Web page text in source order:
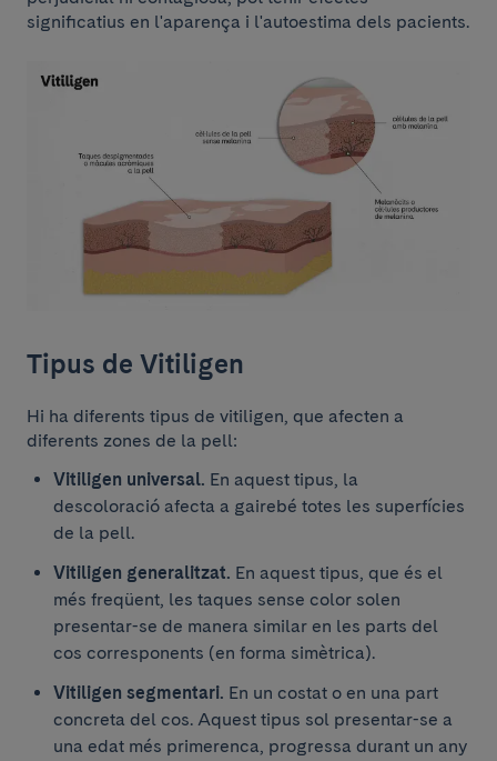
significatius en l'aparença i l'autoestima dels pacients.
Tipus de Vitiligen
Hi ha diferents tipus de vitiligen, que afecten a
diferents zones de la pell:
Vitiligen universal. En aquest tipus, la
descoloració afecta a gairebé totes les superfícies
de la pell.
Vitiligen generalitzat. En aquest tipus, que és el
més freqüent, les taques sense color solen
presentar-se de manera similar en les parts del
cos corresponents (en forma simètrica).
Vitiligen segmentari. En un costat o en una part
concreta del cos. Aquest tipus sol presentar-se a
una edat més primerenca, progressa durant un any